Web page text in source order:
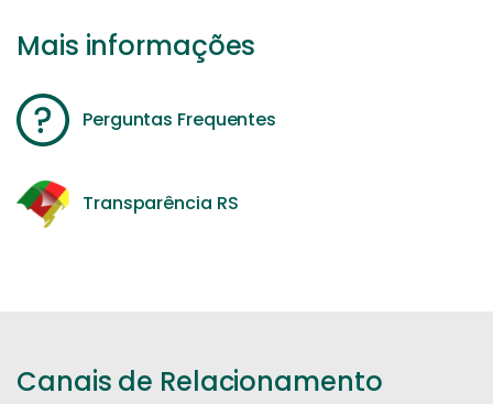
Mais informações
Perguntas Frequentes
Transparência RS
Canais de Relacionamento